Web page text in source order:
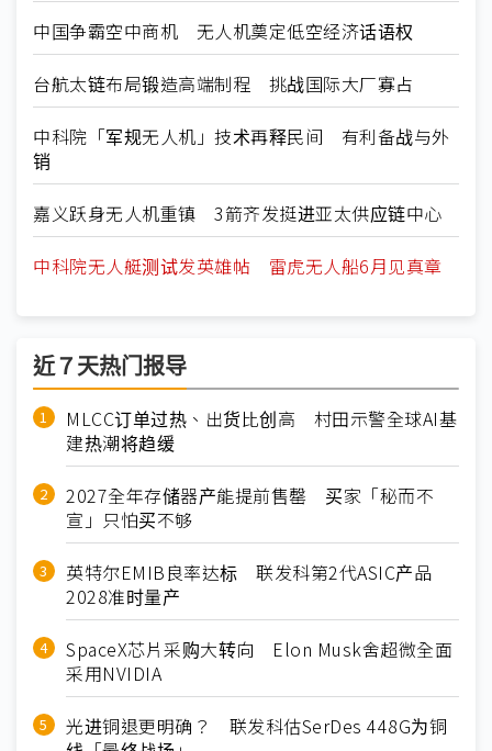
中国争霸空中商机 无人机奠定低空经济话语权
台航太链布局锻造高端制程 挑战国际大厂寡占
中科院「军规无人机」技术再释民间 有利备战与外
销
嘉义跃身无人机重镇 3箭齐发挺进亚太供应链中心
中科院无人艇测试发英雄帖 雷虎无人船6月见真章
近７天热门报导
MLCC订单过热、出货比创高 村田示警全球AI基
建热潮将趋缓
2027全年存储器产能提前售罄 买家「秘而不
宣」只怕买不够
英特尔EMIB良率达标 联发科第2代ASIC产品
2028准时量产
SpaceX芯片采购大转向 Elon Musk舍超微全面
采用NVIDIA
光进铜退更明确？ 联发科估SerDes 448G为铜